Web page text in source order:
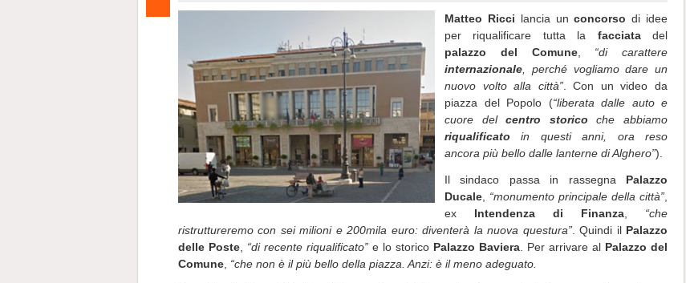
Matteo Ricci lancia unconcorso di idee
per riqualificare tutta la facciatadel
palazzo del Comune,
“di carattere
internazionale , perché vogliamo dare un
nuovo volto alla città”. Con un video da
piazza del Popolo (“liberata dalle auto e
cuore delcentro storico che abbiamo
riqualificato in questi anni, ora reso
ancora più bello dalle lanterne di Alghero”).
Il sindaco passa in rassegna Palazzo
Ducale
“monumento principale della città”
ex Intendenza di Finanza
“che
ristruttureremo con sei milioni e 200mila euro: diventerà la nuova questura”. Quindi il Palazzo
delle Poste
“di recente riqualificato” e lo storico Palazzo Baviera . Per arrivare al Palazzo del
Comune “che non è il più bello della piazza. Anzi: è il meno adeguato.